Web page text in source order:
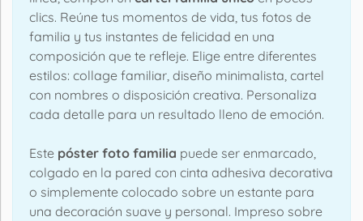
clics. Reúne tus momentos de vida, tus fotos de
familia y tus instantes de felicidad en una
composición que te refleje. Elige entre diferentes
estilos: collage familiar, diseño minimalista, cartel
con nombres o disposición creativa. Personaliza
cada detalle para un resultado lleno de emoción.
Este póster foto familia puede ser enmarcado,
colgado en la pared con cinta adhesiva decorativa
o simplemente colocado sobre un estante para
una decoración suave y personal. Impreso sobre